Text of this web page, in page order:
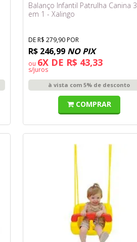
Balanço Infantil Patrulha Canina 3
em 1 - Xalingo
DE R$ 279,90 POR
R$ 246,99 NO PIX
ou 6X DE R$ 43,33
s/juros
à vista com 5% de desconto
COMPRAR